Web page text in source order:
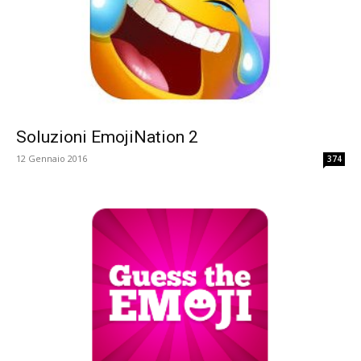
Soluzioni EmojiNation 2
12 Gennaio 2016 374